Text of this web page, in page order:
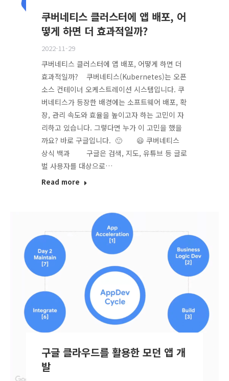
쿠버네티스 클러스터에 앱 배포, 어
떻게 하면 더 효과적일까?
2022-11-29
쿠버네티스 클러스터에 앱 배포, 어떻게 하면 더
효과적일까? 쿠버네티스(Kubernetes)는 오픈
소스 컨테이너 오케스트레이션 시스템입니다. 쿠
버네티스가 등장한 배경에는 소프트웨어 배포, 확
장, 관리 속도와 효율을 높이고자 하는 고민이 자
리하고 있습니다. 그렇다면 누가 이 고민을 했을
까요? 바로 구글입니다. 🙂 😃 쿠버네티스
상식 백과 구글은 검색, 지도, 유튜브 등 글로
벌 사용자를 대상으로…
Read more
구글 클라우드를 활용한 모던 앱 개
발